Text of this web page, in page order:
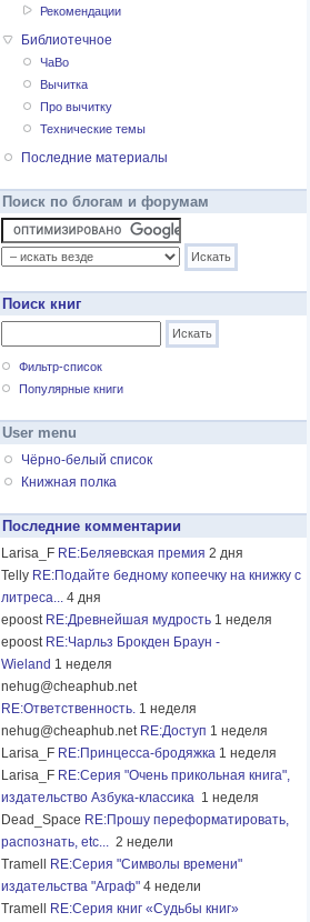
Рекомендации
Библиотечное
ЧаВо
Вычитка
Про вычитку
Технические темы
Последние материалы
Поиск по блогам и форумам
Поиск книг
Фильтр-список
Популярные книги
User menu
Чёрно-белый список
Книжная полка
Последние комментарии
Larisa_F RE:Беляевская премия 2 дня
Telly RE:Подайте бедному копеечку на книжку с
литреса... 4 дня
epoost RE:Древнейшая мудрость 1 неделя
epoost RE:Чарльз Брокден Браун -
Wieland 1 неделя
nehug@cheaphub.net
RE:Ответственность. 1 неделя
nehug@cheaphub.net RE:Доступ 1 неделя
Larisa_F RE:Принцесса-бродяжка 1 неделя
Larisa_F RE:Серия "Очень прикольная книга",
издательство Азбука-классика 1 неделя
Dead_Space RE:Прошу переформатировать,
распознать, etc... 2 недели
Tramell
RE:Серия "Символы времени"
издательства "Аграф" 4 недели
Tramell
RE:Серия книг «Судьбы книг»